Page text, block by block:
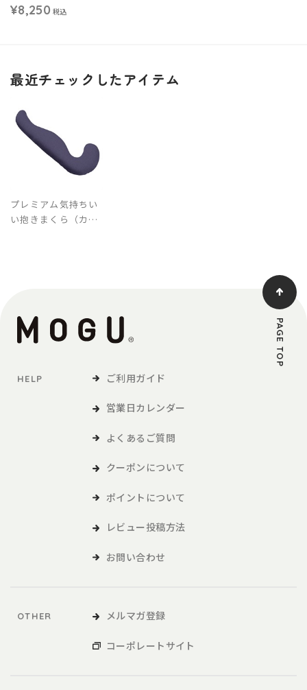
¥8,250 税込
最近チェックしたアイテム
プレミアム気持ちい
い抱きまくら（カバ
HELP ご利用ガイド
営業日カレンダー
よくあるご質問
クーポンについて
ポイントについて
レビュー投稿方法
お問い合わせ
OTHER メルマガ登録
コーポレートサイト
PAGE TOP